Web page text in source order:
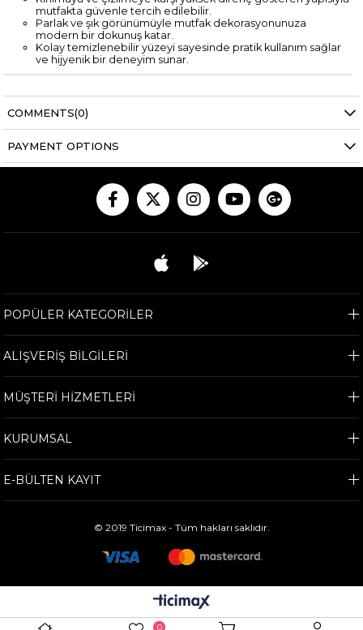
mutfakta güvenle tercih edilebilir.
Parlak ve şık görünümüyle mutfak dekorasyonunuza
modern bir dokunuş katar.
Kolay temizlenebilir yüzeyi sayesinde pratik kullanım sağlar
ve hijyenik bir deneyim sunar.
COMMENTS(0)
PAYMENT OPTIONS
POPÜLER KATEGORİLER
ALIŞVERİŞ BİLGİLERİ
MÜŞTERİ HİZMETLERİ
KURUMSAL
E-BÜLTEN KAYIT
© 2019 Ticimax - Tüm hakları saklıdır.
0